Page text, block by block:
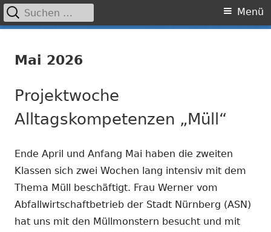
zum
Primäres
Menü
Suchen
nach:
Mai 2026
Projektwoche
Alltagskompetenzen „Müll“
Ende April und Anfang Mai haben die zweiten
Klassen sich zwei Wochen lang intensiv mit dem
Thema Müll beschäftigt. Frau Werner vom
Abfallwirtschaftbetrieb der Stadt Nürnberg (ASN)
hat uns mit den Müllmonstern besucht und mit